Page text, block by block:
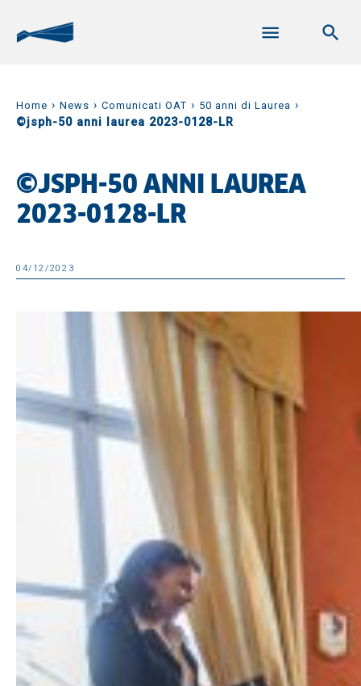
Home › News › Comunicati OAT › 50 anni di Laurea ›
©jsph-50 anni laurea 2023-0128-LR
©JSPH-50 ANNI LAUREA
2023-0128-LR
04/12/2023